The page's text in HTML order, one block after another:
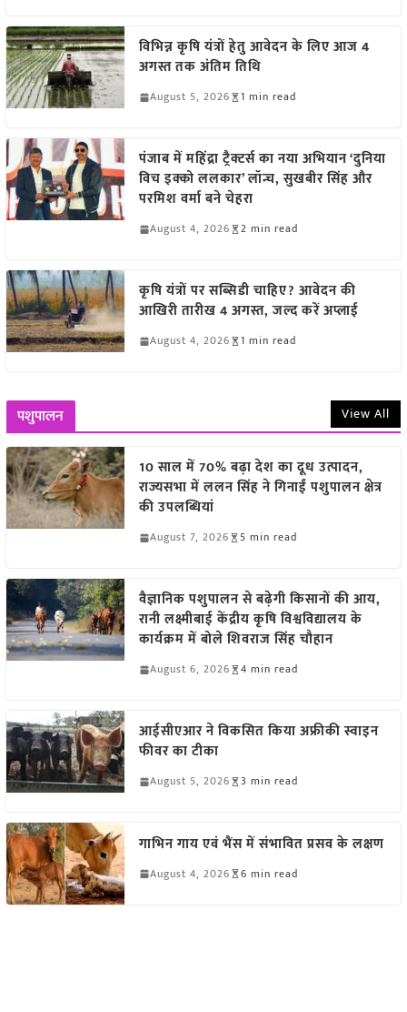
विभिन्न कृषि यंत्रों हेतु आवेदन के लिए आज 4
अगस्त तक अंतिम तिथि
August 5, 2026 1 min read
पंजाब में महिंद्रा ट्रैक्टर्स का नया अभियान ‘दुनिया
विच इक्को ललकार’ लॉन्च, सुखबीर सिंह और
परमिश वर्मा बने चेहरा
August 4, 2026 2 min read
कृषि यंत्रों पर सब्सिडी चाहिए? आवेदन की
आखिरी तारीख 4 अगस्त, जल्द करें अप्लाई
August 4, 2026 1 min read
पशुपालन View All
10 साल में 70% बढ़ा देश का दूध उत्पादन,
राज्यसभा में ललन सिंह ने गिनाईं पशुपालन क्षेत्र
की उपलब्धियां
August 7, 2026 5 min read
वैज्ञानिक पशुपालन से बढ़ेगी किसानों की आय,
रानी लक्ष्मीबाई केंद्रीय कृषि विश्वविद्यालय के
कार्यक्रम में बोले शिवराज सिंह चौहान
August 6, 2026 4 min read
आईसीएआर ने विकसित किया अफ्रीकी स्वाइन
फीवर का टीका
August 5, 2026 3 min read
गाभिन गाय एवं भैंस में संभावित प्रसव के लक्षण
August 4, 2026 6 min read